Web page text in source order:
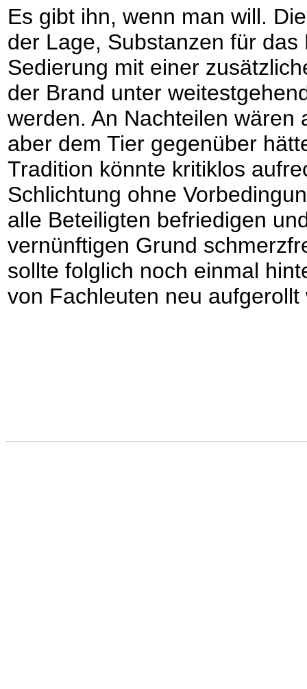
Es gibt ihn, wenn man will.
der Lage, Substanzen für
Sedierung mit einer
der Brand unter
werden. An Nachteilen wären
aber dem Tier gegenüber
Tradition könnte kritiklos
Schlichtung ohne
alle Beteiligten befriedigen
vernünftigen Grund
sollte folglich noch einmal
von Fachleuten neu aufgerollt